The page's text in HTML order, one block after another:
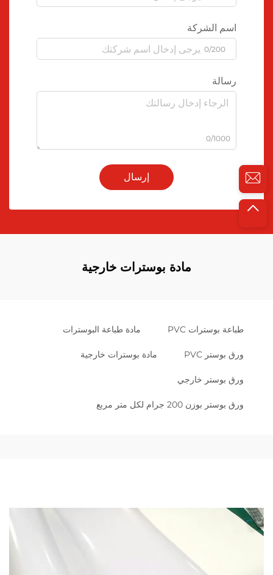
اسم الشركة
0/200
رسالة
0/1000
إرسال
مادة بوسترات خارجية
طباعة بوسترات PVC مادة طباعة البوسترات
ورق بوستر PVC مادة بوسترات خارجية
ورق بوستر خارجي
ورق بوستر بوزن 200 جرام لكل متر مربع